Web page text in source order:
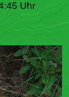
Uhr